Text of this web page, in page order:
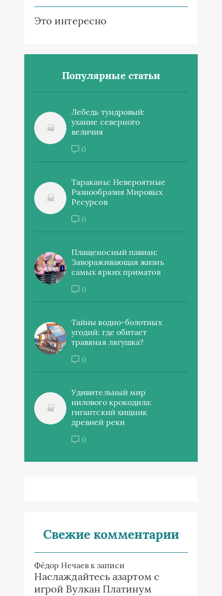
Это интересно
Популярные статьи
Лебедь тундровый:
ухание северного
величия
0
Тараканы: Невероятные
Разнообразия Мировых
Ресурсов
0
Плащеносный павиан:
Завораживающая жизнь
самых ярких приматов
0
Тайны водно-болотных
угодий: где обитает
травяная лягушка?
0
Удивительный мир
нилового крокодила:
гигантский хищник
древней реки
0
Свежие комментарии
Фёдор Нечаевк записи
Наслаждайтесь азартом с
игрой Вулкан Платинум